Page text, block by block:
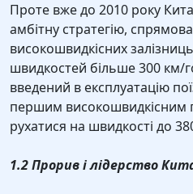
Проте вже до 2010 року
амбітну стратегію,
високошвидкісних
швидкостей більше 300 км/
введений в експлуатацію
першим високошвидкісним
рухатися на швидкості до
1.2 Прорив і лідерство